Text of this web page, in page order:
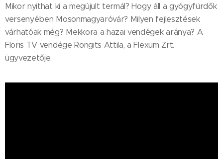
Mikor nyithat ki a megújult termál? Hogy áll a gyógyfürdők
versenyében Mosonmagyaróvár? Milyen fejlesztések
várhatóak még? Mekkora a hazai vendégek aránya? A
Floris TV vendége Rongits Attila, a Flexum Zrt.
ügyvezetője.